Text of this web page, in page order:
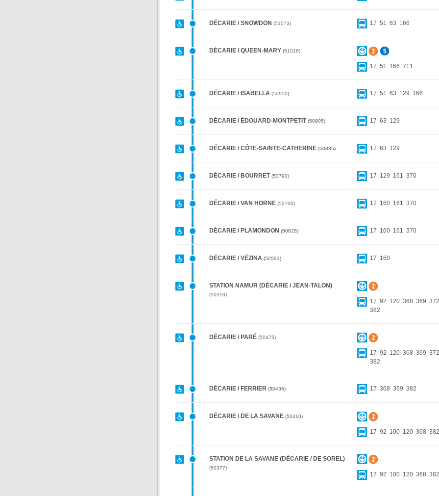
DÉCARIE / SNOWDON 51073 17 51 63 166
DÉCARIE / QUEEN-MARY 51018
17 51 166 711
DÉCARIE / ISABELLA 50950 17 51 63 129 166
DÉCARIE / ÉDOUARD-MONTPETIT 50905 17 63 129
DÉCARIE / CÔTE-SAINTE-CATHERINE 50835 17 63 129
DÉCARIE / BOURRET 50790 17 129 161 370
DÉCARIE / VAN HORNE 50700 17 160 161 370
DÉCARIE / PLAMONDON 50628 17 160 161 370
DÉCARIE / VÉZINA 50591 17 160
STATION NAMUR (DÉCARIE / JEAN-TALON)
50510
17 92 120 368 369 372
382
DÉCARIE / PARÉ 50475
17 92 120 368 369 372
382
DÉCARIE / FERRIER 50435 17 368 369 382
DÉCARIE / DE LA SAVANE 50410
17 92 100 120 368 382
STATION DE LA SAVANE (DÉCARIE / DE SOREL)
50377
17 92 100 120 368 382